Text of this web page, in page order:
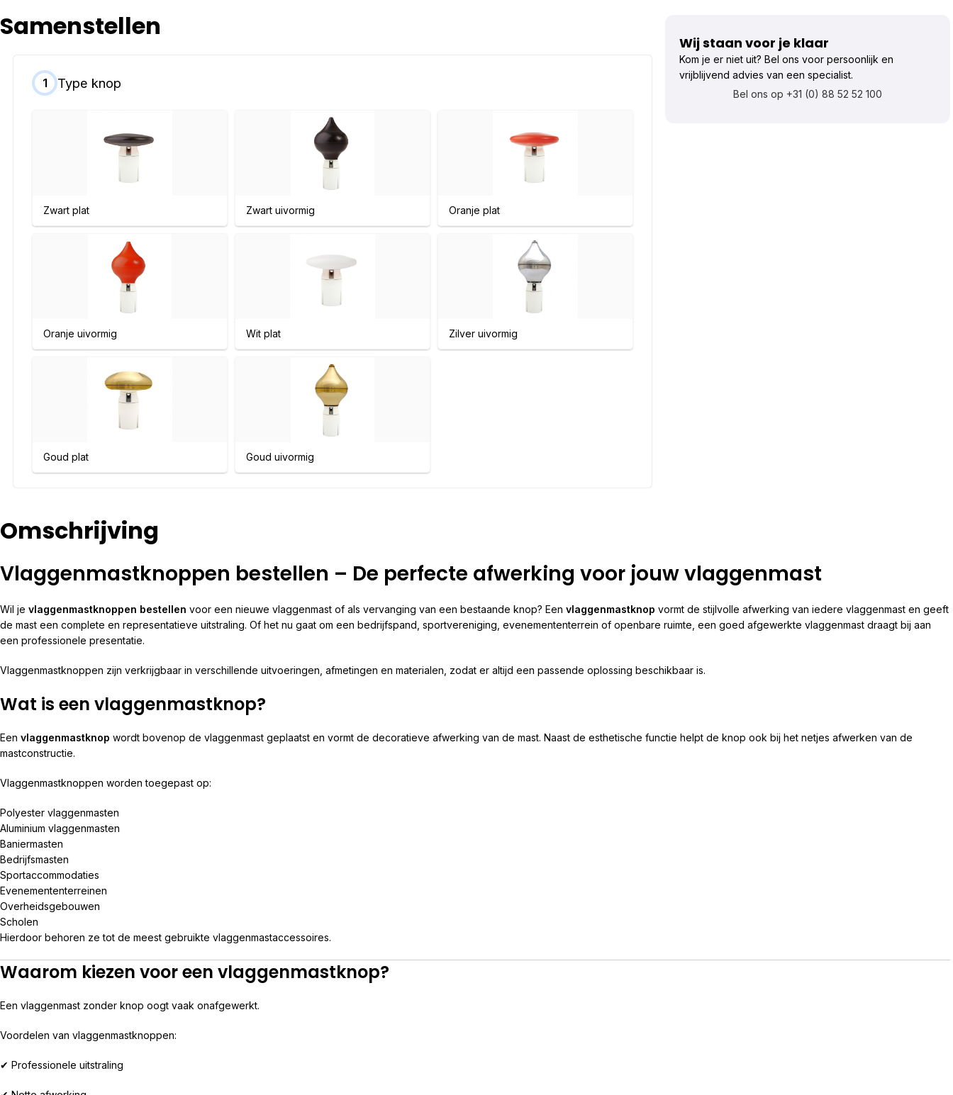
Samenstellen
1 Type knop
Zwart plat Zwart uivormig Oranje plat
Oranje uivormig Wit plat Zilver uivormig
Goud plat Goud uivormig
Wij staan voor je klaar
Kom je er niet uit? Bel ons voor persoonlijk en
vrijblijvend advies van een specialist.
Bel ons op +31 (0) 88 52 52 100
Omschrijving
Vlaggenmastknoppen bestellen – De perfecte afwerking voor jouw vlaggenmast
Wil je vlaggenmastknoppen bestellen voor een nieuwe vlaggenmast of als vervanging van een bestaande knop? Een vlaggenmastknop vormt de stijlvolle afwerking van iedere vlaggenmast en geeft
de mast een complete en representatieve uitstraling. Of het nu gaat om een bedrijfspand, sportvereniging, evenemententerrein of openbare ruimte, een goed afgewerkte vlaggenmast draagt bij aan
een professionele presentatie.
Vlaggenmastknoppen zijn verkrijgbaar in verschillende uitvoeringen, afmetingen en materialen, zodat er altijd een passende oplossing beschikbaar is.
Wat is een vlaggenmastknop?
Een vlaggenmastknop wordt bovenop de vlaggenmast geplaatst en vormt de decoratieve afwerking van de mast. Naast de esthetische functie helpt de knop ook bij het netjes afwerken van de
mastconstructie.
Vlaggenmastknoppen worden toegepast op:
Polyester vlaggenmasten
Aluminium vlaggenmasten
Baniermasten
Bedrijfsmasten
Sportaccommodaties
Evenemententerreinen
Overheidsgebouwen
Scholen
Hierdoor behoren ze tot de meest gebruikte vlaggenmastaccessoires.
Waarom kiezen voor een vlaggenmastknop?
Een vlaggenmast zonder knop oogt vaak onafgewerkt.
Voordelen van vlaggenmastknoppen:
✔ Professionele uitstraling